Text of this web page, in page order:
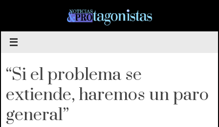
contenido
“Si el problema se
extiende, haremos un paro
general”